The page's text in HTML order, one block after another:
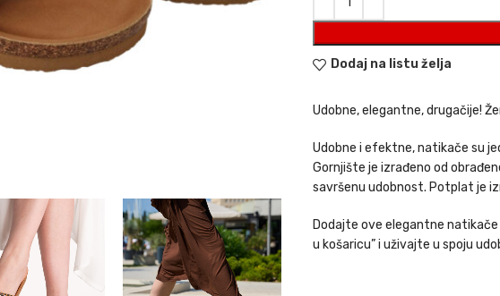
Dodaj na listu želja
Udobne, elegantne, drugačije!
Udobne i efektne, natikače su
Gornjište je izrađeno od
savršenu udobnost. Potplat je
Dodajte ove elegantne
u košaricu” i uživajte u spoju